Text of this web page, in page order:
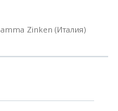
Zinken (Италия)